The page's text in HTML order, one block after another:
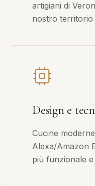
artigiani di
nostro territorio
Design e
Cucine
Alexa/Amazon
più funzionale